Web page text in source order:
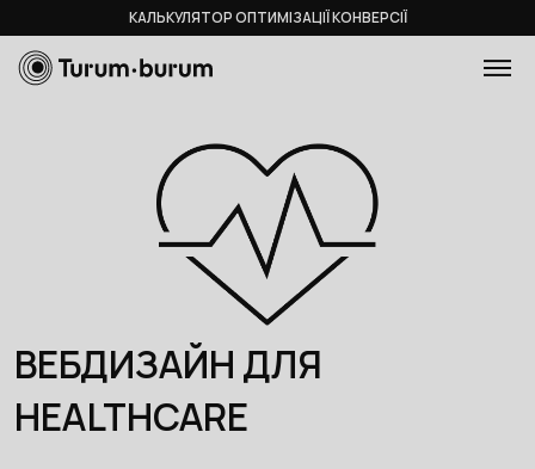
КАЛЬКУЛЯТОР ОПТИМІЗАЦІЇ КОНВЕРСІЇ
ВЕБДИЗАЙН ДЛЯ
HEALTHCARE